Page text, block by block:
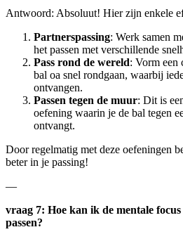
Antwoord:⁣ Absoluut! Hier ⁤zijn⁢ enkele⁤
Partnerspassing: Werk samen
het ⁢passen met verschillende‍
Pass rond de‌ wereld: Vorm een
bal ‍oa ‍snel⁢ rondgaan, waarbij
ontvangen.
Passen tegen de muur: Dit is
oefening waarin⁤ je⁢ de bal tegen
ontvangt.
Door regelmatig met deze oefeningen
beter in je ‍passing!
— ‌
vraag‌ 7: Hoe ‍kan ⁤ik de⁤ mentale
passen?